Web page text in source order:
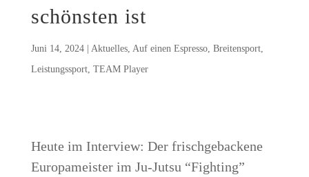
schöns­ten ist
Juni 14, 2024| Aktuelles, Auf einen Espresso, Breitensport,
Leistungssport, TEAM Player
Heu­te im Inter­view: Der frisch­ge­ba­cke­ne
Euro­pa­meis­ter im Ju-Jutsu “Fight­ing”